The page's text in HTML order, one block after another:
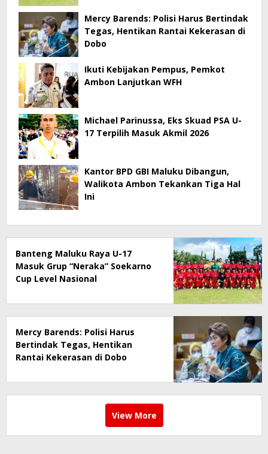
Mercy Barends: Polisi Harus Bertindak
Tegas, Hentikan Rantai Kekerasan di
Dobo
Ikuti Kebijakan Pempus, Pemkot
Ambon Lanjutkan WFH
Michael Parinussa, Eks Skuad PSA U-
17 Terpilih Masuk Akmil 2026
Kantor BPD GBI Maluku Dibangun,
Walikota Ambon Tekankan Tiga Hal
Ini
Banteng Maluku Raya U-17
Masuk Grup “Neraka” Soekarno
Cup Level Nasional
Mercy Barends: Polisi Harus
Bertindak Tegas, Hentikan
Rantai Kekerasan di Dobo
View More